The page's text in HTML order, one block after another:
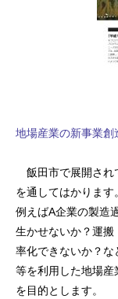
地場産業の新事業創
飯田市で展開され
を通してはかります
例えばA企業の製造
生かせないか？運
率化できないか？
等を利用した地場産
を目的とします。